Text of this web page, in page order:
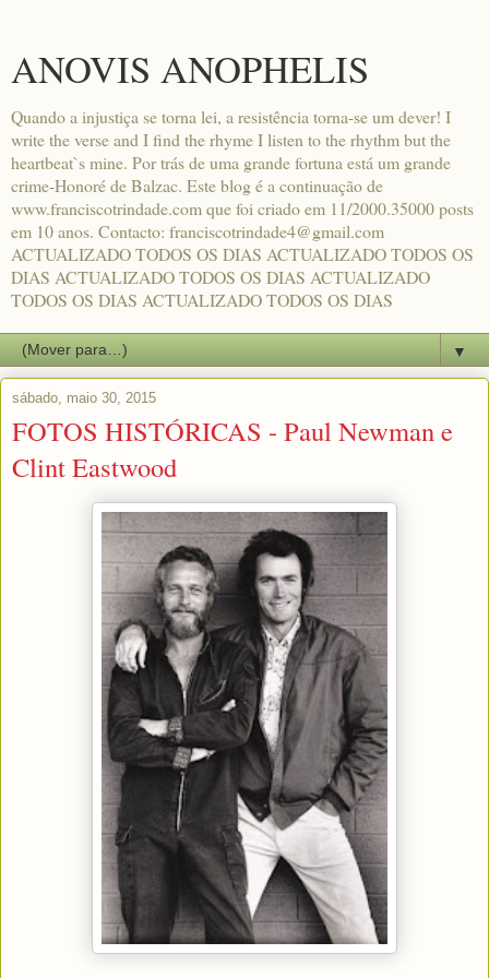
ANOVIS ANOPHELIS
Quando a injustiça se torna lei, a resistência torna-se um dever! I
write the verse and I find the rhyme I listen to the rhythm but the
heartbeat`s mine. Por trás de uma grande fortuna está um grande
crime-Honoré de Balzac. Este blog é a continuação de
www.franciscotrindade.com que foi criado em 11/2000.35000 posts
em 10 anos. Contacto: franciscotrindade4@gmail.com
ACTUALIZADO TODOS OS DIAS ACTUALIZADO TODOS OS
DIAS ACTUALIZADO TODOS OS DIAS ACTUALIZADO
TODOS OS DIAS ACTUALIZADO TODOS OS DIAS
▼
sábado, maio 30, 2015
FOTOS HISTÓRICAS - Paul Newman e
Clint Eastwood